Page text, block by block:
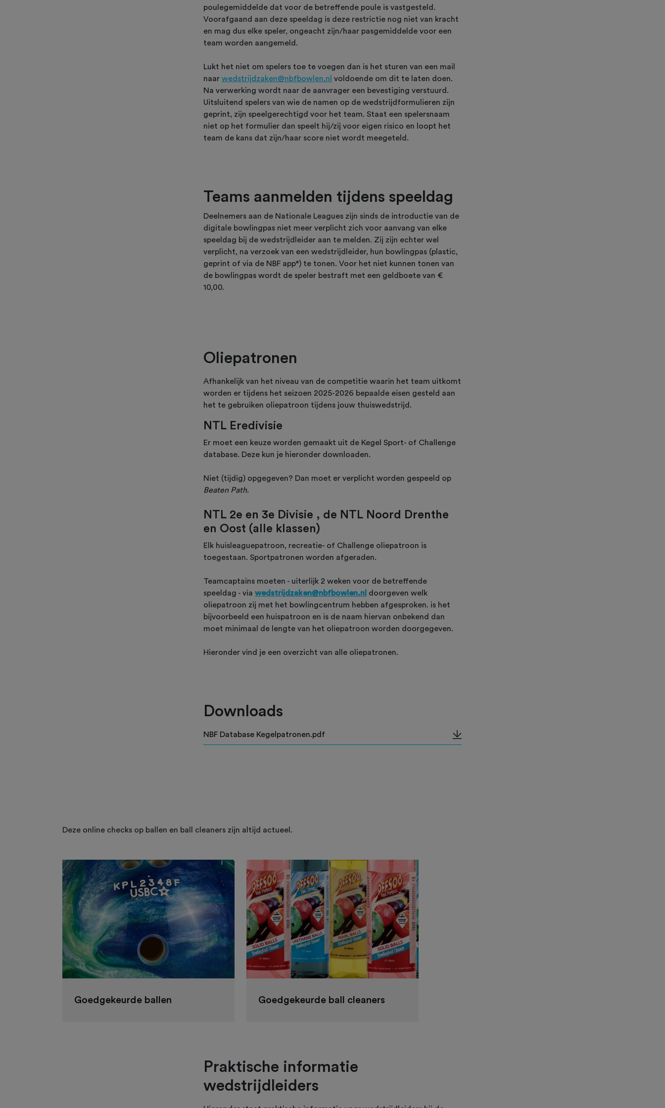
poulegemiddelde dat voor de betreffende poule is vastgesteld.
Voorafgaand aan deze speeldag is deze restrictie nog niet van kracht
en mag dus elke speler, ongeacht zijn/haar pasgemiddelde voor een
team worden aangemeld.
Lukt het niet om spelers toe te voegen dan is het sturen van een mail
naar wedstrijdzaken@nbfbowlen.nl voldoende om dit te laten doen.
Na verwerking wordt naar de aanvrager een bevestiging verstuurd.
Uitsluitend spelers van wie de namen op de wedstrijdformulieren zijn
geprint, zijn speelgerechtigd voor het team. Staat een spelersnaam
niet op het formulier dan speelt hij/zij voor eigen risico en loopt het
team de kans dat zijn/haar score niet wordt meegeteld.
Teams aanmelden tijdens speeldag
Deelnemers aan de Nationale Leagues zijn sinds de introductie van de
digitale bowlingpas niet meer verplicht zich voor aanvang van elke
speeldag bij de wedstrijdleider aan te melden. Zij zijn echter wel
verplicht, na verzoek van een wedstrijdleider, hun bowlingpas (plastic,
geprint of via de NBF app*) te tonen. Voor het niet kunnen tonen van
de bowlingpas wordt de speler bestraft met een geldboete van €
10,00.
Oliepatronen
Afhankelijk van het niveau van de competitie waarin het team uitkomt
worden er tijdens het seizoen 2025-2026 bepaalde eisen gesteld aan
het te gebruiken oliepatroon tijdens jouw thuiswedstrijd.
NTL Eredivisie
Er moet een keuze worden gemaakt uit de Kegel Sport- of Challenge
database. Deze kun je hieronder downloaden.
Niet (tijdig) opgegeven? Dan moet er verplicht worden gespeeld op
Beaten Path.
NTL 2e en 3e Divisie , de NTL Noord Drenthe
en Oost (alle klassen)
Elk huisleaguepatroon, recreatie- of Challenge oliepatroon is
toegestaan. Sportpatronen worden afgeraden.
Teamcaptains moeten - uiterlijk 2 weken voor de betreffende
speeldag - via wedstrijdzaken@nbfbowlen.nl doorgeven welk
oliepatroon zij met het bowlingcentrum hebben afgesproken. is het
bijvoorbeeld een huispatroon en is de naam hiervan onbekend dan
moet minimaal de lengte van het oliepatroon worden doorgegeven.
Hieronder vind je een overzicht van alle oliepatronen.
Downloads
NBF Database Kegelpatronen.pdf
Deze online checks op ballen en ball cleaners zijn altijd actueel.
Goedgekeurde ballen Goedgekeurde ball cleaners
Praktische informatie
wedstrijdleiders